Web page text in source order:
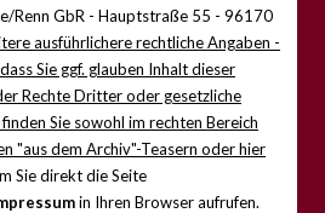
Renn GbR - Hauptstraße 55 - 96170
ausführlichere rechtliche Angaben -
Sie ggf. glauben Inhalt dieser
Rechte Dritter oder gesetzliche
Sie sowohl im rechten Bereich
"aus dem Archiv"-Teasern oder hier
Sie direkt die Seite
in Ihren Browser aufrufen.